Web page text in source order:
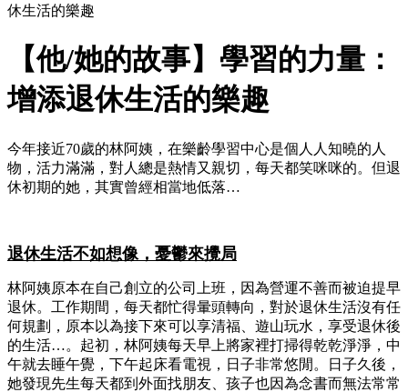
休生活的樂趣
【他/她的故事】學習的力量：
增添退休生活的樂趣
今年接近70歲的林阿姨，在樂齡學習中心是個人人知曉的人
物，活力滿滿，對人總是熱情又親切，每天都笑咪咪的。但退
休初期的她，其實曾經相當地低落…
退休生活不如想像，憂鬱來攪局
林阿姨原本在自己創立的公司上班，因為營運不善而被迫提早
退休。工作期間，每天都忙得暈頭轉向，對於退休生活沒有任
何規劃，原本以為接下來可以享清福、遊山玩水，享受退休後
的生活…。起初，林阿姨每天早上將家裡打掃得乾乾淨淨，中
午就去睡午覺，下午起床看電視，日子非常悠閒。日子久後，
她發現先生每天都到外面找朋友、孩子也因為念書而無法常常